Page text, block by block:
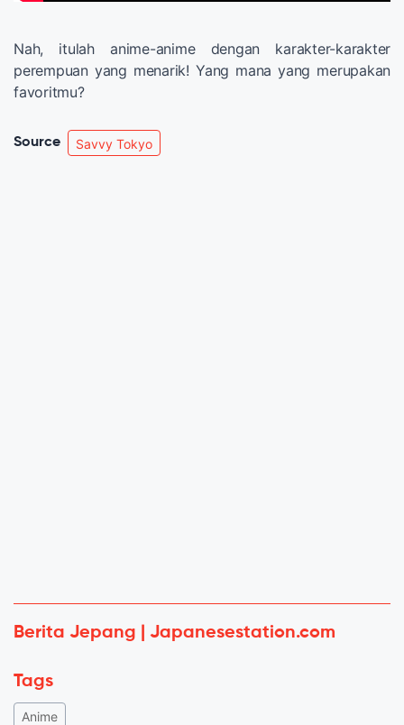
Nah, itulah anime-anime dengan karakter-karakter
perempuan yang menarik! Yang mana yang merupakan
favoritmu?
Source Savvy Tokyo
Berita Jepang | Japanesestation.com
Tags
Anime